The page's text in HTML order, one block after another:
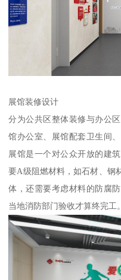
展馆装修设计
分为公共区整体装修与办公
馆办公室、展馆配套卫生间
展馆是一个对公众开放的建
要A级阻燃材料，如石材、钢
体，还需要考虑材料的防腐
当地消防部门验收才算终完工。